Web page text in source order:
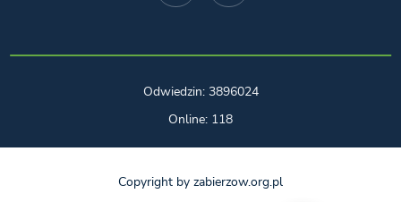
Odwiedzin: 3896024
Online: 118
Copyright by zabierzow.org.pl